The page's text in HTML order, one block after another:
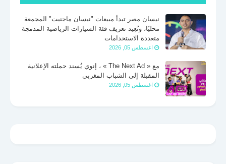
نيسان مصر تبدأ مبيعات "نيسان ماجنيت" المجمعة
محليًا، وتُعِيد تعريف فئة السيارات الرياضية المدمجة
متعددة الاستخدامات
اغسطس 05, 2026
مع « The Next Ad » ، إنوي يُسند حملته الإعلانية
المقبلة إلى الشباب المغربي
اغسطس 05, 2026